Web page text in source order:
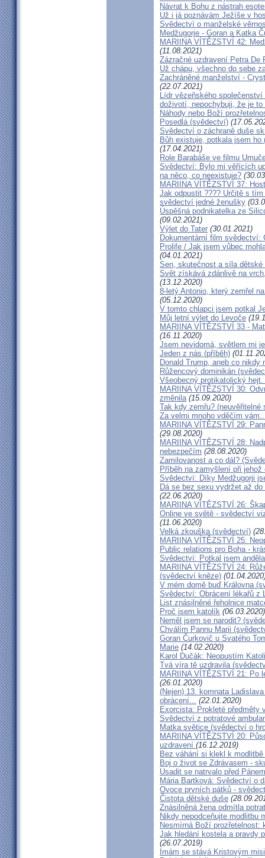
Návrat k Bohu z nástrah
Už i já poznávám Ježíše v
Svědectví o manželské
Medžugorje - Goran a Katka
MARIINA VÍTĚZSTVÍ 42:
(11.08.2021)
Zázračné uzdravení Petra De
Už chápu, všechno do sebe
Zachráněné manželství -
(22.07.2021)
Lídr vězeňského
doživotí, nepochybuji, že je
Náhody nebo Boží
Posedlá (svědectví)
Svědectví o záchraně duše
Bůh existuje, potkala jsem
(17.04.2021)
Role Barabáše ve filmu
Svědectví: Bylo mi věřících
na něco, co neexistuje?
MARIINA VÍTĚZSTVÍ 37:
Jak odpustit ???? Určitě s
svědectví jedné ženušky
Úspěšná podnikatelka ze
(09.02.2021)
Výlet do Tater (30.01.2021)
Dokumentární film
Prolife / Jak jsem vůbec
(04.01.2021)
Sen, skutečnost a síla dětské
Svět získává zdánlivě na
(13.12.2020)
8-letý Antonio, který zemřel
(05.12.2020)
V tomto chlapci jsem potkal
Můj letní výlet do Levoče
MARIINA VÍTĚZSTVÍ 33 -
(16.11.2020)
Jsem nevidomá, světlem mi
Jeden z nás (příběh)
Donald Trump, aneb co
Růžencový dominikán
Všeobecný protikatolický
MARIINA VÍTĚZSTVÍ 30:
změnila(15.09.2020)
Tak kdy zemřu?
Za velmi mnoho vděčím
MARIINA VÍTĚZSTVÍ 29:
(29.08.2020)
MARIINA VÍTĚZSTVÍ 28:
nebezpečím (28.08.2020)
Zamilovanost a co dál?
Příběh na zamyšlení při
Svědectví: Díky Medžugorji
Dá se bez sexu vydržet až
(22.06.2020)
MARIINA VÍTĚZSTVÍ 26:
Online ve světě - svědectví
(11.06.2020)
Velká zkouška (svědectví)
MARIINA VÍTĚZSTVÍ 25:
Public relations pro Boha -
Svědectví: Potkal jsem anděla
MARIINA VÍTĚZSTVÍ 24:
(svědectví kněze)
V mém domě buď Královna
Svědectví: Obrácení lékařů z
List znásilněné řeholnice
Proč jsem katolík (06.03.2020)
Neměl jsem se narodit?
Chválím Pannu Marii
Goran Čurkovič u Svatého
Marie (14.02.2020)
Karol Dučák: Neopustím
Tvá víra tě uzdravila
MARIINA VÍTĚZSTVÍ 21: Po
(26.01.2020)
(Nejen) 13. komnata
obrácení... (22.01.2020)
Exorcista: Prokleté předměty
Svědectví z potratové
Matka světice (svědectví o
MARIINA VÍTĚZSTVÍ 20:
uzdravení (16.12.2019)
Bez váhání si klekl k
Boj o život se Zdrávasem -
Usadit se natrvalo před Pánem
Mária Bartková: Svědectví o
Ovoce prvních pátků -
Čistota dětské duše
Znásilněná žena odmítla
Nikdy nepodceňujte modlitbu
Nesmírná Boží
Jak hledání kostela a pravdy
(26.07.2019)
Imám se stává Kristovým